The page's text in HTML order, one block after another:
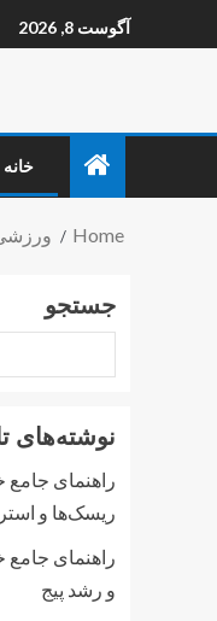
آگوست 8, 2026
خانه
Home
جستجو
نوشته‌های
راهنمای جامع
ریسک‌ها و
راهنمای جامع
و رشد پیج